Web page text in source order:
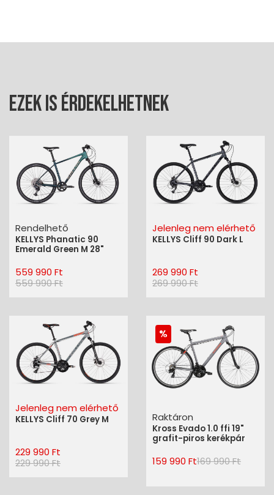
Ezek is érdekelhetnek
Rendelhető
KELLYS Phanatic 90
Emerald Green M 28"
559 990 Ft
559 990 Ft
Jelenleg nem elérhető
KELLYS Cliff 90 Dark L
269 990 Ft
269 990 Ft
Jelenleg nem elérhető
KELLYS Cliff 70 Grey M
229 990 Ft
229 990 Ft
Raktáron
Kross Evado 1.0 ffi 19"
grafit-piros kerékpár
159 990 Ft169 990 Ft